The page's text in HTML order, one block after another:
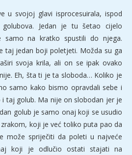
u svojoj glavi isprocesuirala, ispod
golubova. Jedan je tu šetao cijelo
na kratko spustili do njega.
taj jedan boji poletjeti. Možda su ga
svoja krila, ali on se ipak ovako
Eh, šta ti je ta sloboda… Koliko je
samo kako bismo opravdali sebe i
i taj golub. Ma nije on slobodan jer je
golub je samo onaj koji se usudio
koji je već toliko puta pao da
može spriječiti da poleti u najveće
koji je odlučio ostati stajati na